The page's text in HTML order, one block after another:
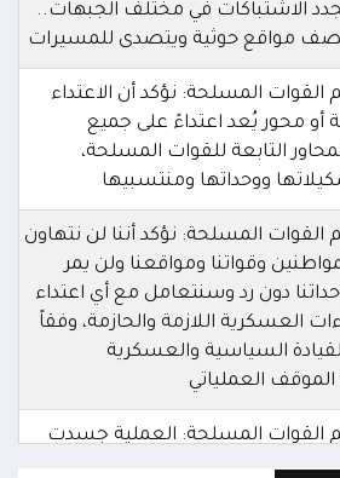
الاشتباكات في مختلف الجبهات..
مواقع حوثية ويتصدى للمسيرات
القوات المسلحة: نؤكد أن الاعتداء
أو محور يُعد اعتداءً على جميع
التابعة للقوات المسلحة،
ووحداتها ومنتسبيها
القوات المسلحة: نؤكد أننا لن نتهاون
وقواتنا ومواقعنا ولن يمر
دون رد وسنتعامل مع أي اعتداء
العسكرية اللازمة والحازمة، وفقاً
السياسية والعسكرية
العملياتي
القوات المسلحة: العملية جسدت
والقيادة والسيطرة للقوات المسلحة